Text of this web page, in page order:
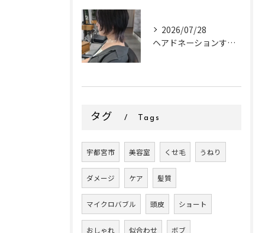
2026/07/28
ヘアドネーションするお客様✂
タグ Tags
宇都宮市 美容室 くせ毛 うねり
ダメージ ケア 髪質
マイクロバブル 頭皮 ショート
おしゃれ 似合わせ ボブ